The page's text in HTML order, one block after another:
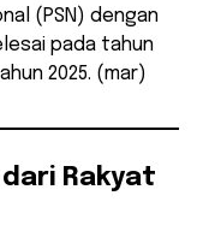
(PSN) dengan
pada tahun
2025. (mar)
Rakyat